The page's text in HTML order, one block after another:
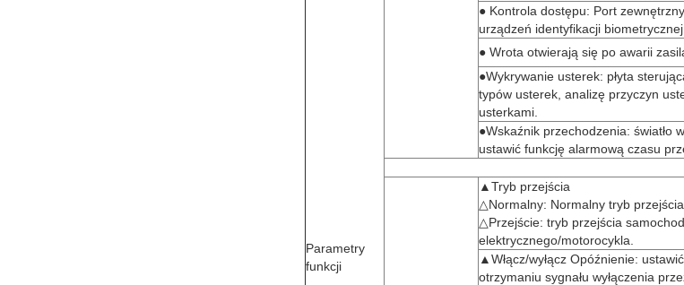
Parametry
funkcji
● Kontrola dostępu: Port
urządzeń identyfikacji biometrycznej.
● Wrota otwierają się po awarii
●Wykrywanie usterek: płyta
typów usterek, analizę przyczyn
usterkami.
●Wskaźnik przechodzenia: światło
ustawić funkcję alarmową czasu
▲Tryb przejścia
△Normalny: Normalny tryb przejścia.
△Przejście: tryb przejścia
elektrycznego/motorocykla.
▲Włącz/wyłącz Opóźnienie:
otrzymaniu sygnału wyłączenia